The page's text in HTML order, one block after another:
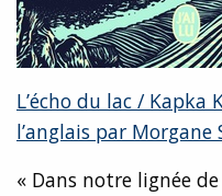
L’écho du lac /
l’anglais par Morgane
« Dans notre lignée